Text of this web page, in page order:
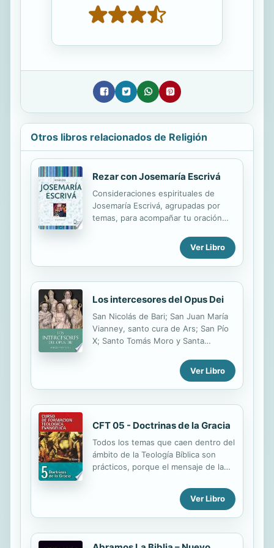
Otros libros relacionados de Religión
Rezar con Josemaría Escrivá
Consideraciones espirituales de
Josemaría Escrivá, agrupadas por
temas, para acompañar tu oración
Ver Libro
Los intercesores del Opus Dei
San Nicolás de Bari; San Juan María
Vianney, santo cura de Ars; San Pío
X; Santo Tomás Moro y Santa
santos intercesores de la Obra. En
este libro se relata cómo fueron
elegidos y las cuestiones
encomendadas a cada uno.
Ver Libro
CFT 05 - Doctrinas de la Gracia
Todos los temas que caen dentro del
ámbito de la Teología Bíblica son
prácticos, porque el mensaje de la
hasta el estudio de "las últimas
cosas"- es "doctrina de vida" y
destinada a suministrar una "nueva
Ver Libro